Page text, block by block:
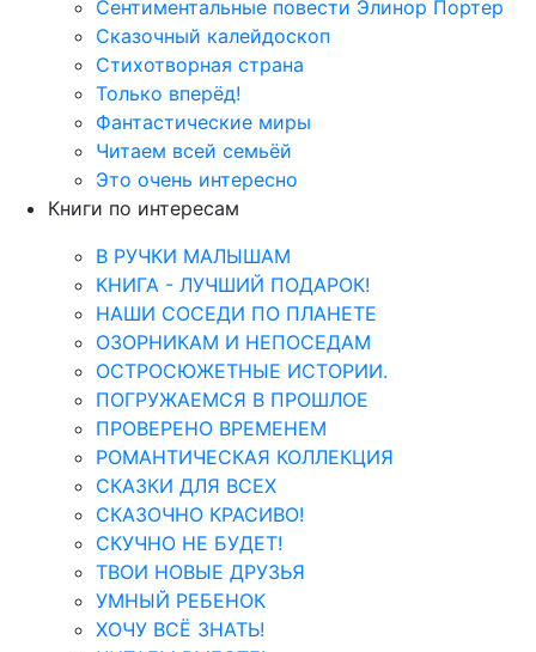
Сентиментальные повести Элинор Портер
Сказочный калейдоскоп
Стихотворная страна
Только вперёд!
Фантастические миры
Читаем всей семьёй
Это очень интересно
Книги по интересам
В РУЧКИ МАЛЫШАМ
КНИГА - ЛУЧШИЙ ПОДАРОК!
НАШИ СОСЕДИ ПО ПЛАНЕТЕ
ОЗОРНИКАМ И НЕПОСЕДАМ
ОСТРОСЮЖЕТНЫЕ ИСТОРИИ.
ПОГРУЖАЕМСЯ В ПРОШЛОЕ
ПРОВЕРЕНО ВРЕМЕНЕМ
РОМАНТИЧЕСКАЯ КОЛЛЕКЦИЯ
СКАЗКИ ДЛЯ ВСЕХ
СКАЗОЧНО КРАСИВО!
СКУЧНО НЕ БУДЕТ!
ТВОИ НОВЫЕ ДРУЗЬЯ
УМНЫЙ РЕБЕНОК
ХОЧУ ВСЁ ЗНАТЬ!